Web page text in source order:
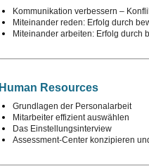
Kommunikation verbessern –
Miteinander reden: Erfolg durch
Miteinander arbeiten: Erfolg durch
Human Resources
Grundlagen der Personalarbeit
Mitarbeiter effizient auswählen
Das Einstellungsinterview
Assessment-Center konzipieren